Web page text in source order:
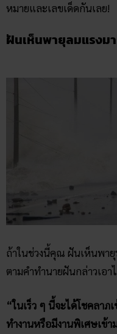
หมายและเลขเด็ดกันเลย!
ฝันเห็นพายุลมแรงม
ถ้าในช่วงนี้คุณ ฝันเห็นพา
ตามคำทำนายฝันกล่าวเอา
“ในเร็ว ๆ นี้จะได้โชคลาภ
ทำงานหรือมีงานพิเศษเข้